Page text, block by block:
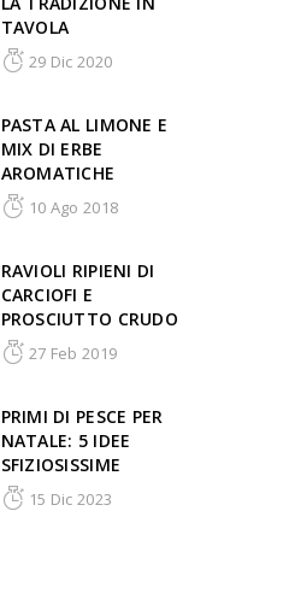
TAVOLA
29 Dic 2020
PASTA AL LIMONE E
MIX DI ERBE
AROMATICHE
10 Ago 2018
RAVIOLI RIPIENI DI
CARCIOFI E
PROSCIUTTO CRUDO
27 Feb 2019
PRIMI DI PESCE PER
NATALE: 5 IDEE
SFIZIOSISSIME
15 Dic 2023